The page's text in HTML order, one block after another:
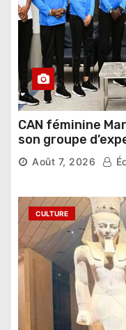
CAN féminine
son groupe
compétition
Août 7, 2026
CULTURE